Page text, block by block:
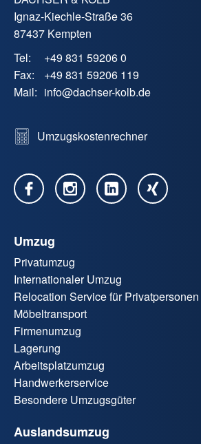
Ignaz-Kiechle-Straße 36
87437 Kempten
Tel:
+49 831 59206 0
Fax:
+49 831 59206 119
Mail: info@dachser-kolb.de
Umzugskostenrechner
Umzug
Privatumzug
Internationaler Umzug
Relocation Service für Privatpersonen
Möbeltransport
Firmenumzug
Lagerung
Arbeitsplatzumzug
Handwerkerservice
Besondere Umzugsgüter
Auslandsumzug